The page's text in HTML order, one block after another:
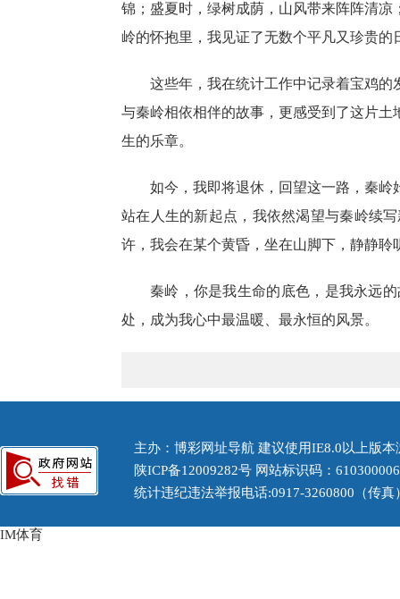
锦；盛夏时，绿树成荫，山风带来阵阵清
岭的怀抱里，我见证了无数个平凡又珍贵
这些年，我在统计工作中记录着宝鸡
与秦岭相依相伴的故事，更感受到了这片
生的乐章。
如今，我即将退休，回望这一路，秦
站在人生的新起点，我依然渴望与秦岭续
许，我会在某个黄昏，坐在山脚下，静静聆
秦岭，你是我生命的底色，是我永远
处，成为我心中最温暖、最永恒的风景。
主办：博彩网址导航 建议使用IE8.0以上版
陕ICP备12009282号 网站标识码：
统计违纪违法举报电话:0917-3260800（传
IM体育